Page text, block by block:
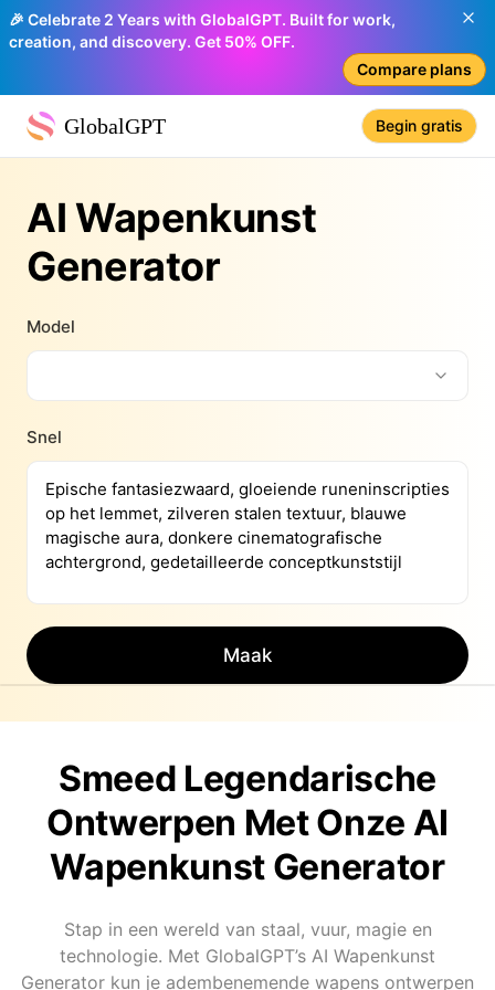
🎉 Celebrate 2 Years with GlobalGPT. Built for work,
creation, and discovery. Get 50% OFF.
Compare plans
GlobalGPT Begin gratis
AI Wapenkunst
Generator
Model
Snel
Maak
Smeed Legendarische
Ontwerpen Met Onze AI
Wapenkunst Generator
Stap in een wereld van staal, vuur, magie en
technologie. Met GlobalGPT’s AI Wapenkunst
Generator kun je adembenemende wapens ontwerpen